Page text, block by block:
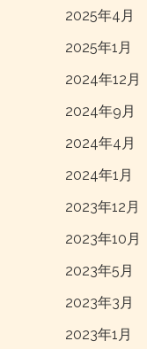
2025年4月
2025年1月
2024年12月
2024年9月
2024年4月
2024年1月
2023年12月
2023年10月
2023年5月
2023年3月
2023年1月